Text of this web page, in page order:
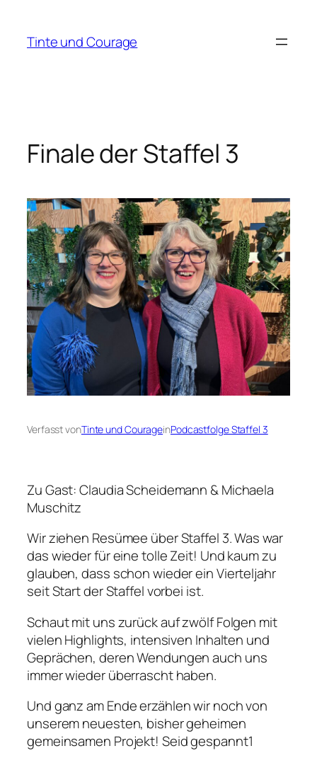
springen
Tinte und Courage
Finale der Staffel 3
Verfasst vonTinte und CourageinPodcastfolge Staffel 3
Zu Gast: Claudia Scheidemann & Michaela
Muschitz
Wir ziehen Resümee über Staffel 3. Was war
das wieder für eine tolle Zeit! Und kaum zu
glauben, dass schon wieder ein Vierteljahr
seit Start der Staffel vorbei ist.
Schaut mit uns zurück auf zwölf Folgen mit
vielen Highlights, intensiven Inhalten und
Geprächen, deren Wendungen auch uns
immer wieder überrascht haben.
Und ganz am Ende erzählen wir noch von
unserem neuesten, bisher geheimen
gemeinsamen Projekt! Seid gespannt1